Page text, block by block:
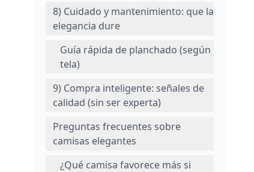
8) Cuidado y mantenimiento: que la
elegancia dure
Guía rápida de planchado (según
tela)
9) Compra inteligente: señales de
calidad (sin ser experta)
Preguntas frecuentes sobre
camisas elegantes
¿Qué camisa favorece más si